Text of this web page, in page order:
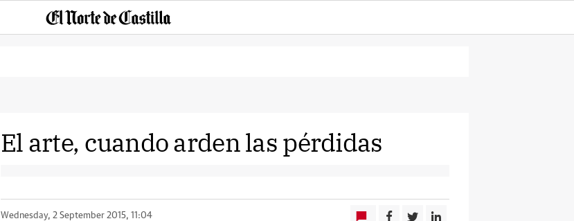
El arte, cuando arden las pérdidas
Wednesday, 2 September 2015, 11:04